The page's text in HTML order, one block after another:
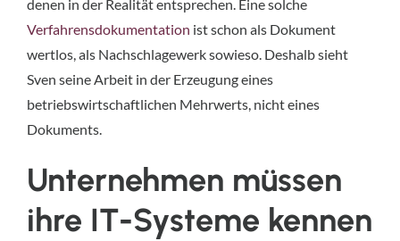
denen in der Realität entsprechen. Eine solche
Verfahrensdokumentation ist schon als Dokument
wertlos, als Nachschlagewerk sowieso. Deshalb sieht
Sven seine Arbeit in der Erzeugung eines
betriebswirtschaftlichen Mehrwerts, nicht eines
Dokuments.
Unternehmen müssen
ihre IT-Systeme kennen